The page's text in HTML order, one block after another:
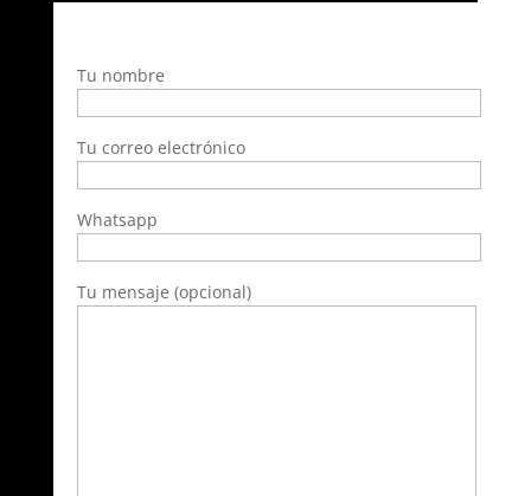
Tu nombre
Tu correo electrónico
Whatsapp
Tu mensaje (opcional)